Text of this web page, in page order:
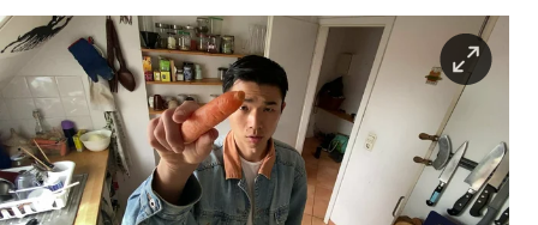
sport
berlin
nord
wahrheit